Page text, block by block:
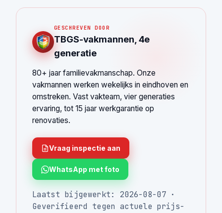
GESCHREVEN DOOR
TBGS-vakmannen, 4e
generatie
80+ jaar familievakmanschap. Onze
vakmannen werken wekelijks in eindhoven en
omstreken. Vast vakteam, vier generaties
ervaring, tot 15 jaar werkgarantie op
renovaties.
Vraag inspectie aan
WhatsApp met foto
Laatst bijgewerkt: 2026-08-07 ·
Geverifieerd tegen actuele prijs-